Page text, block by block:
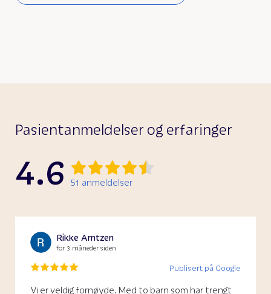
Pasientanmeldelser og erfaringer
4.6 51 anmeldelser
Rikke Arntzen
for 3 måneder siden
Publisert på Google
Vi er veldig fornøyde. Med to barn som har trengt